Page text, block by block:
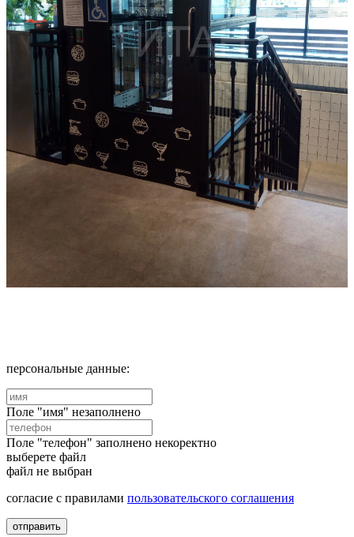
персональные данные:
Поле "имя" незаполнено
Поле "телефон" заполнено некоректно
выберете файл
файл не выбран
согласие с правилами пользовательского соглашения
отправить